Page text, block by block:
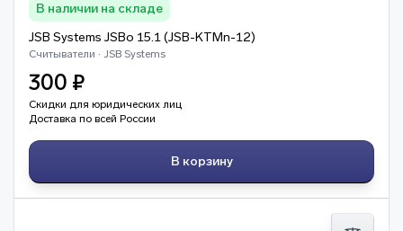
В наличии на складе
JSB Systems JSBo 15.1 (JSB-KTMn-12)
Считыватели · JSB Systems
300 ₽
Скидки для юридических лиц
Доставка по всей России
В корзину